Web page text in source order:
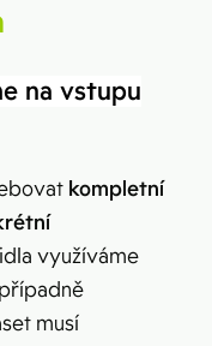
na vstupu
kompletní
využíváme
musí